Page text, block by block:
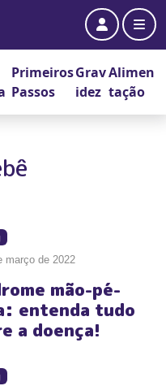
Account
Primeiros
Passos
Grav
idez
Alimen
tação
março de 2022
mão-pé-
entenda tudo
a doença!